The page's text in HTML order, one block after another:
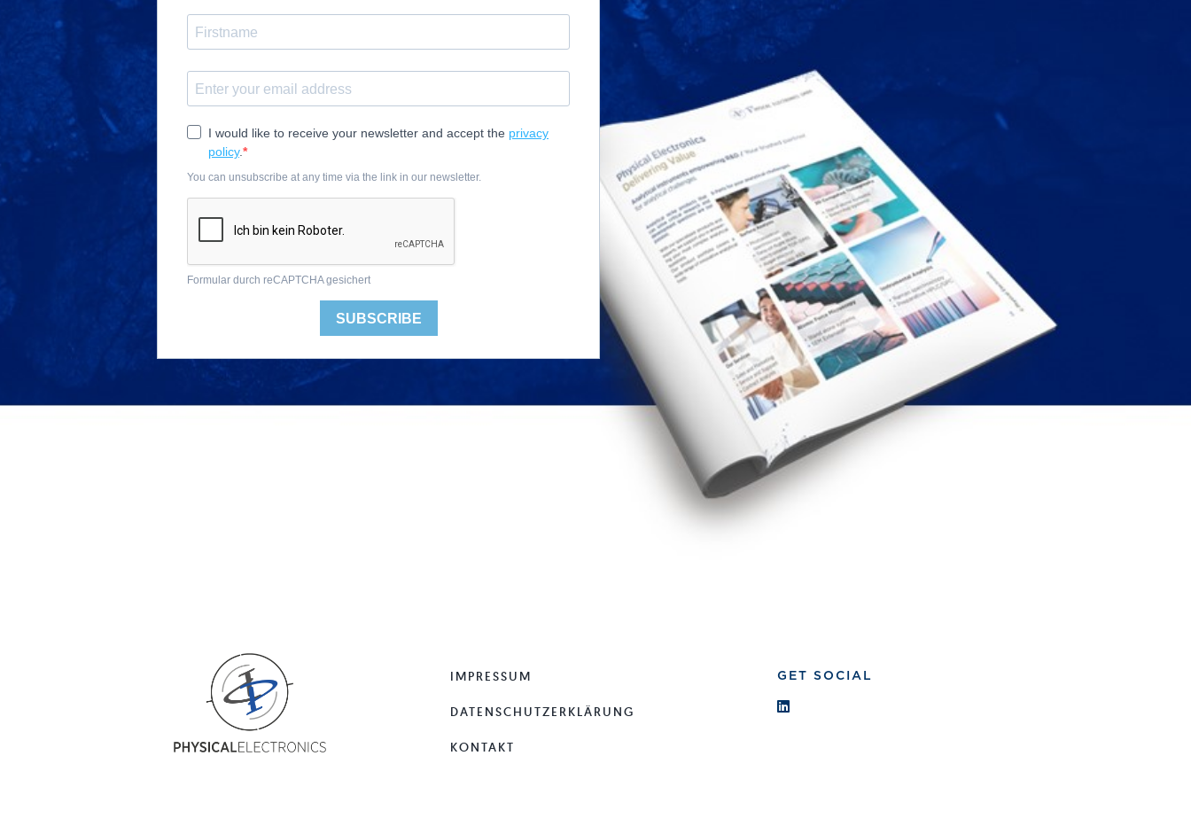
IMPRESSUM
DATENSCHUTZERKLÄRUNG
KONTAKT
GET SOCIAL